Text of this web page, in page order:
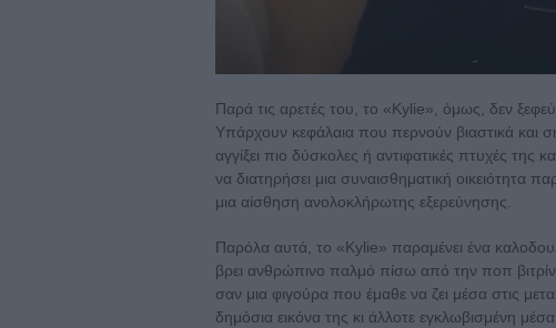
Παρά τις αρετές του, το «Kylie», όμως, δεν
Υπάρχουν κεφάλαια που περνούν βιαστικά και
αγγίξει πιο δύσκολες ή αντιφατικές πτυχές της
να διατηρήσει μια συναισθηματική οικειότητα
μια αίσθηση ανολοκλήρωτης εξερεύνησης.
Παρόλα αυτά, το «Kylie» παραμένει ένα
βρει ανθρώπινο παλμό πίσω από την ποπ
σαν μια φιγούρα που έμαθε να ζει μέσα στις
δημόσια εικόνα της κι άλλοτε εγκλωβισμένη